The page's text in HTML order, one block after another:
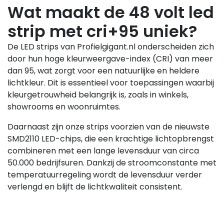
Wat maakt de 48 volt led
strip met cri+95 uniek?
De LED strips van Profielgigant.nl onderscheiden zich
door hun hoge kleurweergave-index (CRI) van meer
dan 95, wat zorgt voor een natuurlijke en heldere
lichtkleur. Dit is essentieel voor toepassingen waarbij
kleurgetrouwheid belangrijk is, zoals in winkels,
showrooms en woonruimtes.
Daarnaast zijn onze strips voorzien van de nieuwste
SMD2110 LED-chips, die een krachtige lichtopbrengst
combineren met een lange levensduur van circa
50.000 bedrijfsuren. Dankzij de stroomconstante met
temperatuurregeling wordt de levensduur verder
verlengd en blijft de lichtkwaliteit consistent.